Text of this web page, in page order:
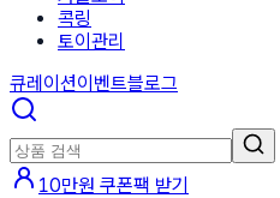
콕링
토이관리
큐레이션이벤트블로그
10만원 쿠폰팩 받기